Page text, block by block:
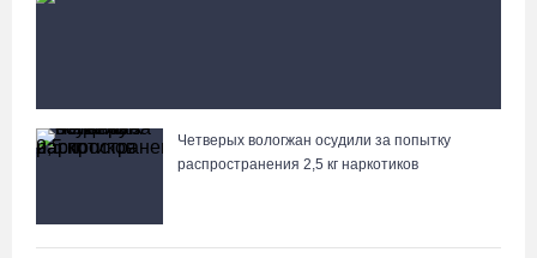
Вологжане сняли на видео медведей на Чукотке
Четверых вологжан осудили за попытку
распространения 2,5 кг наркотиков